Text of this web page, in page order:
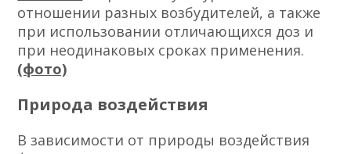
отношении разных возбудителей, а также
при использовании отличающихся доз и
при неодинаковых сроках применения.
(фото)
Природа воздействия
В зависимости от природы воздействия